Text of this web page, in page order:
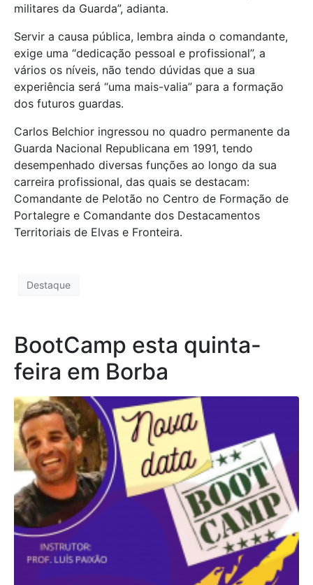
militares da Guarda”, adianta.
Servir a causa pública, lembra ainda o comandante,
exige uma “dedicação pessoal e profissional”, a
vários os níveis, não tendo dúvidas que a sua
experiência será “uma mais-valia” para a formação
dos futuros guardas.
Carlos Belchior ingressou no quadro permanente da
Guarda Nacional Republicana em 1991, tendo
desempenhado diversas funções ao longo da sua
carreira profissional, das quais se destacam:
Comandante de Pelotão no Centro de Formação de
Portalegre e Comandante dos Destacamentos
Territoriais de Elvas e Fronteira.
Destaque
BootCamp esta quinta-
feira em Borba